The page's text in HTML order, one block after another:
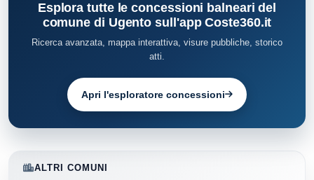
ALTRI COMUNI
Esplora tutte le concessioni balneari del
comune di Ugento sull'app Coste360.it
Ricerca avanzata, mappa interattiva, visure pubbliche, storico
atti.
Apri l'esploratore concessioni